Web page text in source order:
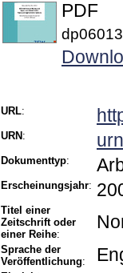
PDF
URL:
URN :
Dokumenttyp:
Erscheinungsjahr:
Titel einer
Zeitschrift oder
einer Reihe:
Sprache der
Veröffentlichung: